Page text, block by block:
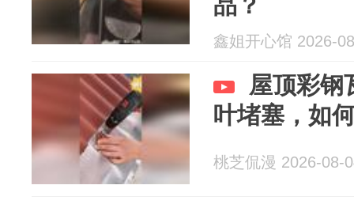
鑫姐开心馆 2026-
屋顶彩钢
叶堵塞，如
桃芝侃漫 2026-08-